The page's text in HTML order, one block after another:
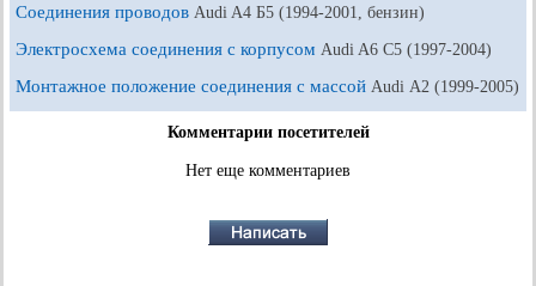
Соединения проводов Audi A4 Б5 (1994-2001, бензин)
Электросхема соединения с корпусом Audi A6 С5 (1997-2004)
Монтажное положение соединения с массой Audi А2 (1999-2005)
Комментарии посетителей
Нет еще комментариев